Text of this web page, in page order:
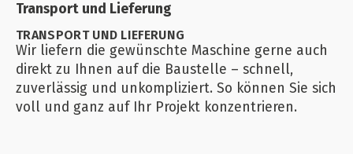
Transport und Lieferung
TRANSPORT UND LIEFERUNG
Wir liefern die gewünschte Maschine gerne auch
direkt zu Ihnen auf die Baustelle – schnell,
zuverlässig und unkompliziert. So können Sie sich
voll und ganz auf Ihr Projekt konzentrieren.